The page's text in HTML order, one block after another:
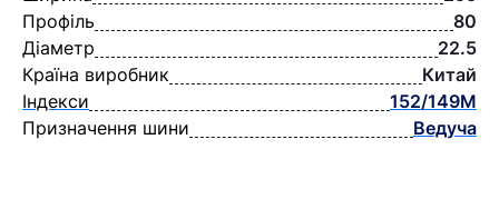
Профіль
80
Діаметр
22.5
Країна виробник
Китай
Індекси
152/149M
Призначення шини
Ведуча